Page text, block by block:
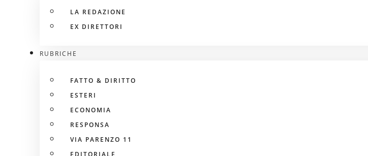
LA REDAZIONE
EX DIRETTORI
RUBRICHE
FATTO & DIRITTO
ESTERI
ECONOMIA
RESPONSA
VIA PARENZO 11
EDITORIALE